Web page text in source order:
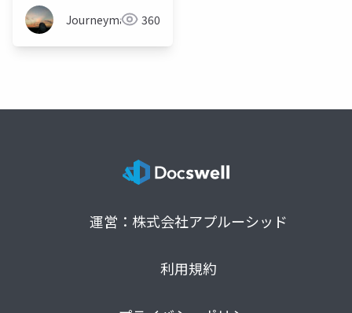
Journeyman 360
運営：株式会社アプルーシッド
利用規約